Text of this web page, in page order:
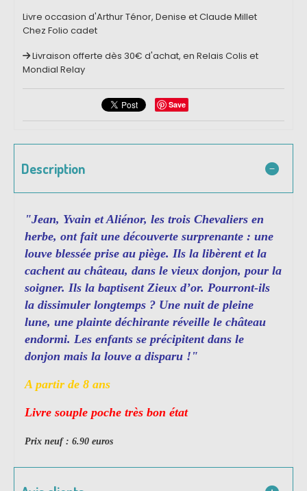
Livre occasion d'Arthur Ténor, Denise et Claude Millet
Chez Folio cadet
Livraison offerte dès 30€ d'achat, en Relais Colis et
Mondial Relay
Save
Description
"Jean, Yvain et Aliénor, les trois Chevaliers en
herbe, ont fait une découverte surprenante : une
louve blessée prise au piège. Ils la libèrent et la
cachent au château, dans le vieux donjon, pour la
soigner. Ils la baptisent Zieux d’or. Pourront-ils
la dissimuler longtemps ? Une nuit de pleine
lune, une plainte déchirante réveille le château
endormi. Les enfants se précipitent dans le
donjon mais la louve a disparu !"
A partir de 8 ans
Livre souple poche très bon état
Prix neuf : 6.90 euros